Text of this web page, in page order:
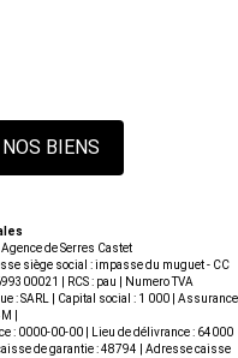
BIENS
de Serres Castet
siège social : impasse du muguet - CC
| RCS : pau | Numero TVA
: SARL | Capital social : 1 000 | Assurance
|
: 0000-00-00 | Lieu de délivrance : 64000
de garantie : 48794 | Adresse caisse